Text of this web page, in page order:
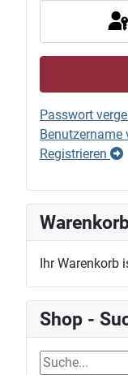
Passwort
Benutzername
Registrieren
Ihr Warenkorb
Shop -